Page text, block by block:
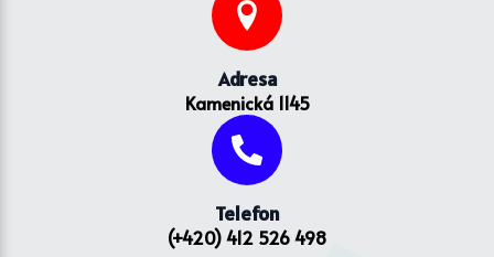
Adresa
Kamenická 1145
Telefon
(+420) 412 526 498